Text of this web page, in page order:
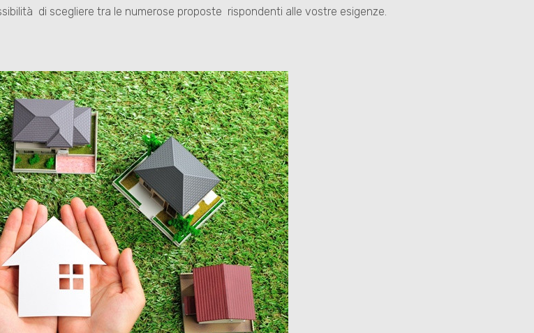
di scegliere tra le numerose proposte rispondenti alle vostre esigenze.